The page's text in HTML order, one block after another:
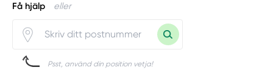
Få hjälp eller
Psst, använd din position vetja!